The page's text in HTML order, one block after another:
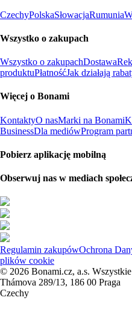
CzechyPolskaSłowacjaRumunia
Wszystko o zakupach
Wszystko o zakupachDostawa
produktuPłatnośćJak działają
Więcej o Bonami
KontaktyO nasMarki na Bonami
BusinessDla mediówProgram
Pobierz aplikację mobilną
Obserwuj nas w mediach
Regulamin zakupówOchrona
plików cookie
© 2026 Bonami.cz, a.s. Wszystkie
Thámova 289/13, 186 00 Praga
Czechy